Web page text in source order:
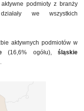
7 406
7 434
podmioty z branży
we wszystkich
aktywnych podmiotów w
(16,6% ogółu),śląskie